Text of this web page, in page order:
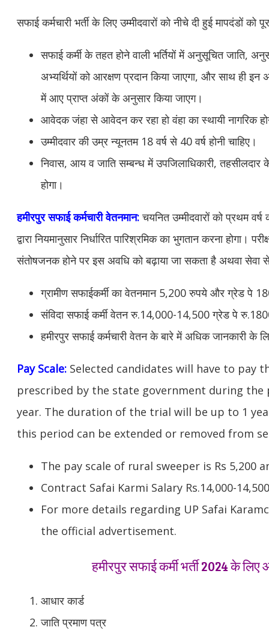
सफाई कर्मचारी भर्ती के लिए उम्मीदवारों को नीचे दी हुई मापदंडों को
सफाई कर्मी के तहत होने वाली भर्तियों में अनुसूचित जाति,
अभ्यर्थियों को आरक्षण प्रदान किया जाएगा, और साथ ही इन
में आए प्राप्त अंकों के अनुसार किया जाएग।
आवेदक जंहा से आवेदन कर रहा हो वंहा का स्थायी नागरिक
उम्मीदवार की उम्र न्यूनतम 18 वर्ष से 40 वर्ष होनी चाहिए।
निवास, आय व जाति सम्बन्ध में उपजिलाधिकारी, तहसीलदार
होगा।
हमीरपुरसफाई कर्मचारी वेतनमान:चयनित उम्मीदवारों को प्रथम वर्ष
द्वारा नियमानुसार निर्धारित पारिश्रमिक का भुगतान करना होगा।
संतोषजनक होने पर इस अवधि को बढ़ाया जा सकता है अथवा सेवा
ग्रामीण सफाईकर्मी का वेतनमान 5,200 रुपये और ग्रेड पे
संविदा सफाई कर्मी वेतन रु.14,000-14,500 ग्रेड पे
हमीरपुर सफाई कर्मचारी वेतन के बारे में अधिक जानकारी के
Pay Scale: Selected candidates will have to pay
prescribed by the state government during
year. The duration of the trial will be up to 1
this period can be extended or removed from
The pay scale of rural sweeper is Rs 5,200
Contract Safai Karmi Salary Rs.14,000-
For more details regarding UP Safai
the official advertisement.
हमीरपुर सफाई कर्मी भर्ती 2024 के
आधार कार्ड
जाति प्रमाण पत्र